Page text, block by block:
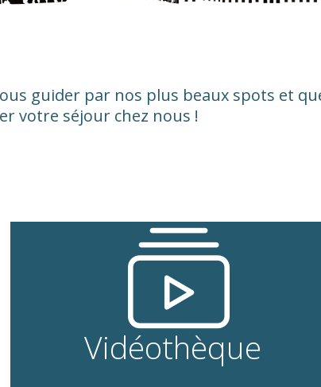
guider par nos plus beaux spots et
votre séjour chez nous !
Vidéothèque